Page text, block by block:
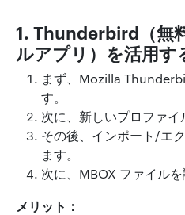
1. Thunderbird（無
ルアプリ）を活用す
まず、Mozilla
す。
次に、新しいプロファイ
その後、インポート/エ
ます。
次に、MBOX ファイルを
メリット：